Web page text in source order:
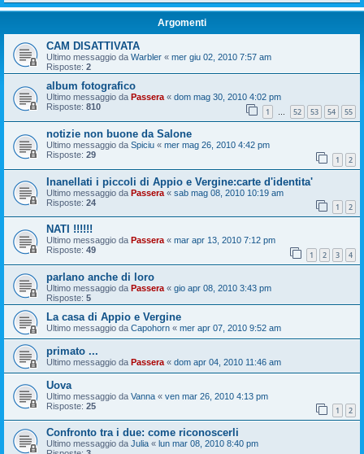
Argomenti
CAM DISATTIVATA
Ultimo messaggio da Warbler « mer giu 02, 2010 7:57 am
Risposte: 2
album fotografico
Ultimo messaggio da Passera « dom mag 30, 2010 4:02 pm
Risposte: 810 1 … 52 53 54 55
notizie non buone da Salone
Ultimo messaggio da Spiciu « mer mag 26, 2010 4:42 pm
Risposte: 29 1 2
Inanellati i piccoli di Appio e Vergine:carte d'identita'
Ultimo messaggio da Passera « sab mag 08, 2010 10:19 am
Risposte: 24 1 2
NATI !!!!!!
Ultimo messaggio da Passera « mar apr 13, 2010 7:12 pm
Risposte: 49 1 2 3 4
parlano anche di loro
Ultimo messaggio da Passera « gio apr 08, 2010 3:43 pm
Risposte: 5
La casa di Appio e Vergine
Ultimo messaggio da Capohorn « mer apr 07, 2010 9:52 am
primato ...
Ultimo messaggio da Passera « dom apr 04, 2010 11:46 am
Uova
Ultimo messaggio da Vanna « ven mar 26, 2010 4:13 pm
Risposte: 25 1 2
Confronto tra i due: come riconoscerli
Ultimo messaggio da Julia « lun mar 08, 2010 8:40 pm